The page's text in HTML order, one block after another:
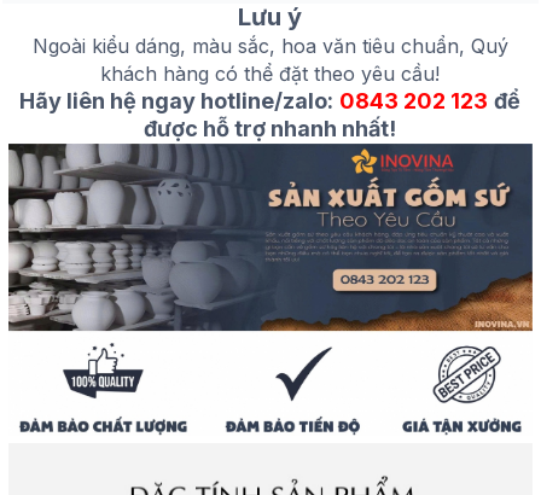
Lưu ý
Ngoài kiểu dáng, màu sắc, hoa văn tiêu chuẩn, Quý
khách hàng có thể đặt theo yêu cầu!
Hãy liên hệ ngay hotline/zalo: 0843 202 123 để
được hỗ trợ nhanh nhất!